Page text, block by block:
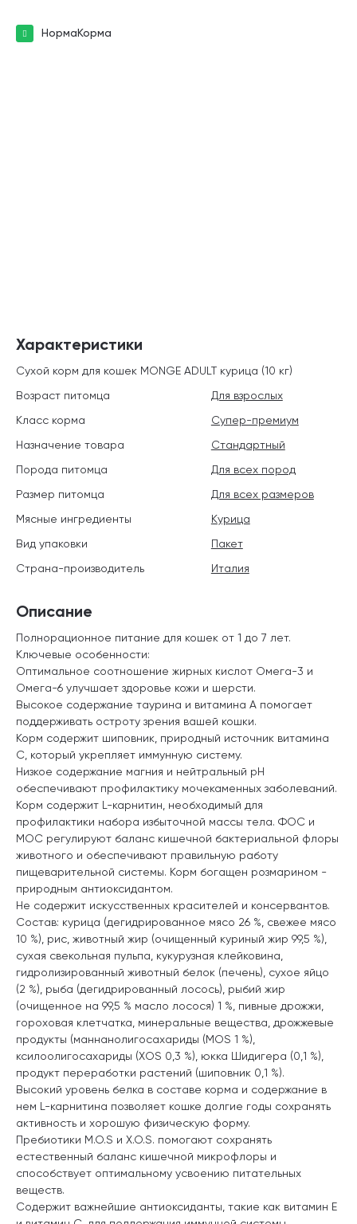
НормаКорма
Описание
Полнорационное питание для кошек от 1 до 7 лет.
Ключевые особенности:
Оптимальное соотношение жирных кислот Омега-3 и
Омега-6 улучшает здоровье кожи и шерсти.
Высокое содержание таурина и витамина А помогает
поддерживать остроту зрения вашей кошки.
Корм содержит шиповник, природный источник витамина
С, который укрепляет иммунную систему.
Низкое содержание магния и нейтральный pH
обеспечивают профилактику мочекаменных заболеваний.
Корм содержит L-карнитин, необходимый для
профилактики набора избыточной массы тела. ФОС и
МОС регулируют баланс кишечной бактериальной флоры
животного и обеспечивают правильную работу
пищеварительной системы. Корм богащен розмарином -
природным антиоксидантом.
Не содержит искусственных красителей и консервантов.
Состав: курица (дегидрированное мясо 26 %, свежее мясо
10 %), рис, животный жир (очищенный куриный жир 99,5 %),
сухая свекольная пульпа, кукурузная клейковина,
гидролизированный животный белок (печень), сухое яйцо
(2 %), рыба (дегидрированный лосось), рыбий жир
(очищенное на 99,5 % масло лосося) 1 %, пивные дрожжи,
гороховая клетчатка, минеральные вещества, дрожжевые
продукты (маннанолигосахариды (МОS 1 %),
ксилоолигосахариды (XOS 0,3 %), юкка Шидигера (0,1 %),
продукт переработки растений (шиповник 0,1 %).
Высокий уровень белка в составе корма и содержание в
нем L-карнитина позволяет кошке долгие годы сохранять
активность и хорошую физическую форму.
Пребиотики М.О.S и X.O.S. помогают сохранять
естественный баланс кишечной микрофлоры и
способствует оптимальному усвоению питательных
веществ.
Содержит важнейшие антиоксиданты, такие как витамин Е
Характеристики
Сухой корм для кошек MONGE ADULT курица (10 кг)
Возраст питомца
Для взрослых
Класс корма
Супер-премиум
Назначение товара
Стандартный
Порода питомца
Для всех пород
Размер питомца
Для всех размеров
Мясные ингредиенты
Курица
Вид упаковки
Пакет
Страна-производитель
Италия